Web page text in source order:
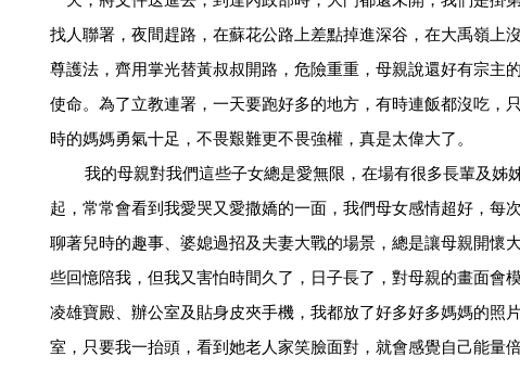
找人聯署，夜間趕路，在蘇花公路上差點掉進深谷，在大禹嶺上
尊護法，齊用掌光替黃叔叔開路，危險重重，母親說還好有宗主
使命。為了立教連署，一天要跑好多的地方，有時連飯都沒吃，
時的媽媽勇氣十足，不畏艱難更不畏強權，真是太偉大了。
我的母親對我們這些子女總是愛無限，在場有很多長輩及姊
起，常常會看到我愛哭又愛撒嬌的一面，我們母女感情超好，每
聊著兒時的趣事、婆媳過招及夫妻大戰的場景，總是讓母親開懷
些回憶陪我，但我又害怕時間久了，日子長了，對母親的畫面會
凌雄寶殿、辦公室及貼身皮夾手機，我都放了好多好多媽媽的照
室，只要我一抬頭，看到她老人家笑臉面對，就會感覺自己能量倍